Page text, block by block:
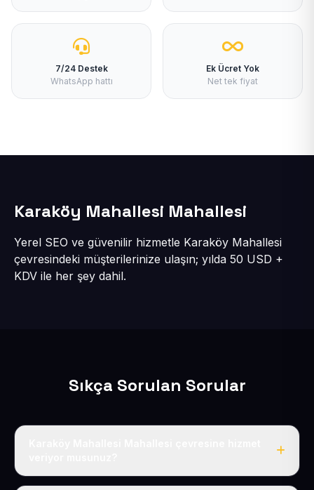
7/24 Destek
WhatsApp hattı
Ek Ücret Yok
Net tek fiyat
Karaköy Mahallesi Mahallesi
Yerel SEO ve güvenilir hizmetle Karaköy Mahallesi
çevresindeki müşterilerinize ulaşın; yılda 50 USD +
KDV ile her şey dahil.
Sıkça Sorulan Sorular
Evet, Karaköy Mahallesi dahil tüm Yahyalı ve Yahyalı